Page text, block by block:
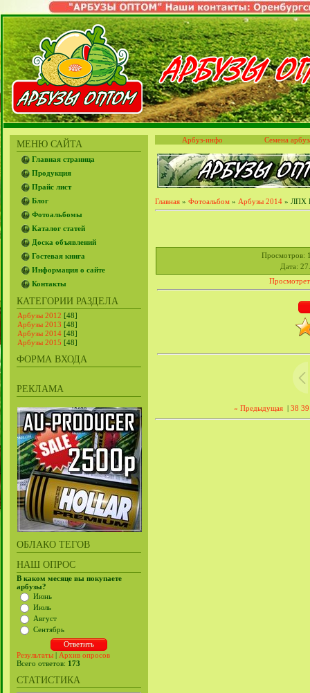
МЕНЮ САЙТА
Главная страница
Продукция
Прайс лист
Блог
Фотоальбомы
Каталог статей
Доска объявлений
Гостевая книга
Информация о сайте
Контакты
КАТЕГОРИИ РАЗДЕЛА
Арбузы 2012 [48]
Арбузы 2013 [48]
Арбузы 2014 [48]
Арбузы 2015 [48]
ФОРМА ВХОДА
РЕКЛАМА
ОБЛАКО ТЕГОВ
НАШ ОПРОС
В каком месяце вы покупаете
арбузы?
Июнь
Июль
Август
Сентябрь
Результаты | Архив опросов
Всего ответов: 173
СТАТИСТИКА
Арбуз-инфо Семена
Главная » Фотоальбом » Арбузы 2014 » ЛПХ
Просмотров:
Дата:
« Предыдущая | 38 39